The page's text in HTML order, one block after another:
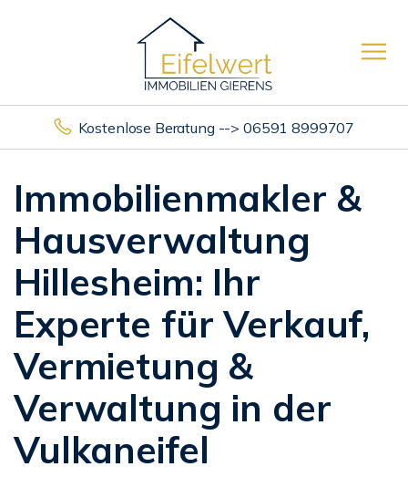
Kostenlose Beratung --> 06591 8999707
Immobilienmakler &
Hausverwaltung
Hillesheim: Ihr
Experte für Verkauf,
Vermietung &
Verwaltung in der
Vulkaneifel